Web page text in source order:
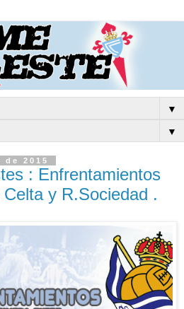
▼
▼
2015
: Enfrentamientos
y R.Sociedad .